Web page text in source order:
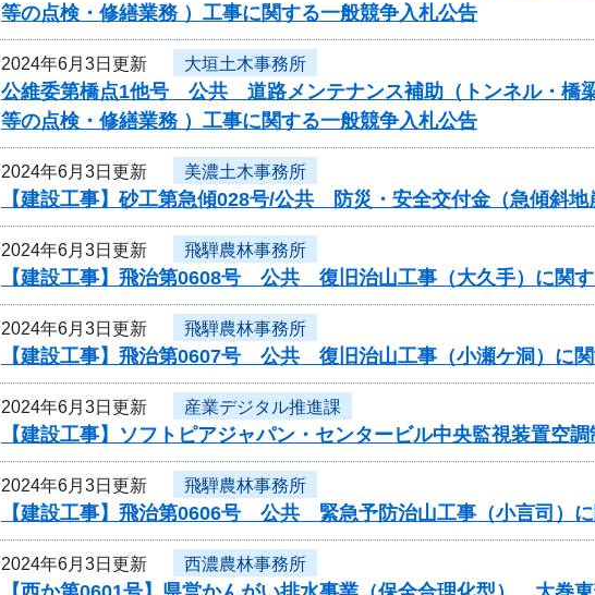
等の点検・修繕業務 ）工事に関する一般競争入札公告
2024年6月3日更新 大垣土木事務所
公維委第橋点1他号 公共 道路メンテナンス補助（トンネル・橋
等の点検・修繕業務 ）工事に関する一般競争入札公告
2024年6月3日更新 美濃土木事務所
【建設工事】砂工第急傾028号/公共 防災・安全交付金（急傾斜
2024年6月3日更新 飛騨農林事務所
【建設工事】飛治第0608号 公共 復旧治山工事（大久手）に関
2024年6月3日更新 飛騨農林事務所
【建設工事】飛治第0607号 公共 復旧治山工事（小瀬ケ洞）に
2024年6月3日更新 産業デジタル推進課
【建設工事】ソフトピアジャパン・センタービル中央監視装置空
2024年6月3日更新 飛騨農林事務所
【建設工事】飛治第0606号 公共 緊急予防治山工事（小言司）
2024年6月3日更新 西濃農林事務所